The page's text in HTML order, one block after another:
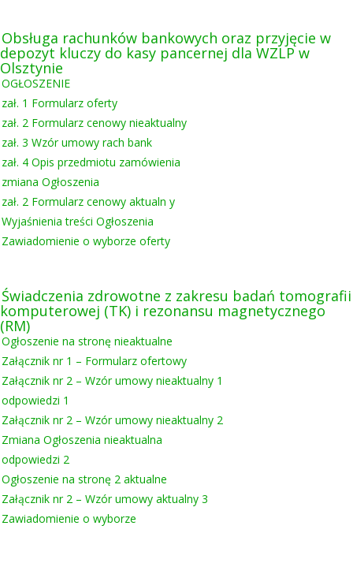
Obsługa rachunków bankowych oraz przyjęcie w
depozyt kluczy do kasy pancernej dla WZLP w
Olsztynie
OGŁOSZENIE
zał. 1 Formularz oferty
zał. 2 Formularz cenowy nieaktualny
zał. 3 Wzór umowy rach bank
zał. 4 Opis przedmiotu zamówienia
zmiana Ogłoszenia
zał. 2 Formularz cenowy aktualn y
Wyjaśnienia treści Ogłoszenia
Zawiadomienie o wyborze oferty
Świadczenia zdrowotne z zakresu badań tomografii
komputerowej (TK) i rezonansu magnetycznego
(RM)
Ogłoszenie na stronę nieaktualne
Załącznik nr 1 – Formularz ofertowy
Załącznik nr 2 – Wzór umowy nieaktualny 1
odpowiedzi 1
Załącznik nr 2 – Wzór umowy nieaktualny 2
Zmiana Ogłoszenia nieaktualna
odpowiedzi 2
Ogłoszenie na stronę 2 aktualne
Załącznik nr 2 – Wzór umowy aktualny 3
Zawiadomienie o wyborze